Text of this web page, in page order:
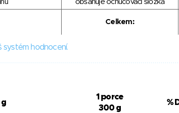
obsahuje ochucovací složka
Celkem:
systém hodnocení.
g
1 porce
300 g
%